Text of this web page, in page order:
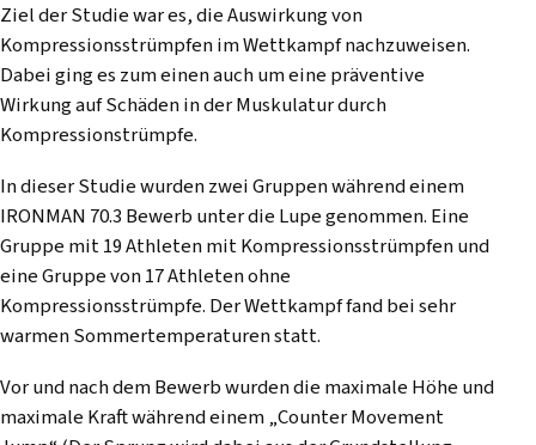
Ziel der Studie war es, die Auswirkung von
Kompressionsstrümpfen im Wettkampf nachzuweisen.
Dabei ging es zum einen auch um eine präventive
Wirkung auf Schäden in der Muskulatur durch
Kompressionstrümpfe.
In dieser Studie wurden zwei Gruppen während einem
IRONMAN 70.3 Bewerb unter die Lupe genommen. Eine
Gruppe mit 19 Athleten mit Kompressionsstrümpfen und
eine Gruppe von 17 Athleten ohne
Kompressionsstrümpfe. Der Wettkampf fand bei sehr
warmen Sommertemperaturen statt.
Vor und nach dem Bewerb wurden die maximale Höhe und
maximale Kraft während einem „Counter Movement